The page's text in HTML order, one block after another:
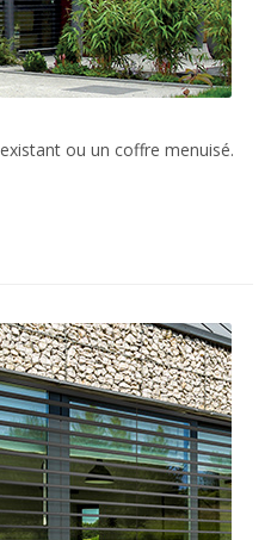
ou un coffre menuisé.